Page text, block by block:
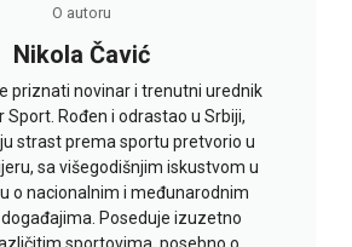
O autoru
Nikola Čavić
priznati novinar i trenutni urednik
Sport. Rođen i odrastao u Srbiji,
strast prema sportu pretvorio u
sa višegodišnjim iskustvom u
o nacionalnim i međunarodnim
Poseduje izuzetno
sportovima, posebno o